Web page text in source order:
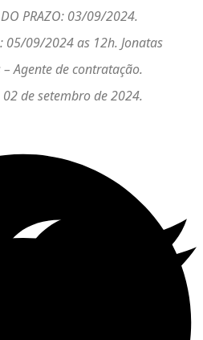
PRAZO: 03/09/2024.
05/09/2024 as 12h. Jonatas
Agente de contratação.
de setembro de 2024.